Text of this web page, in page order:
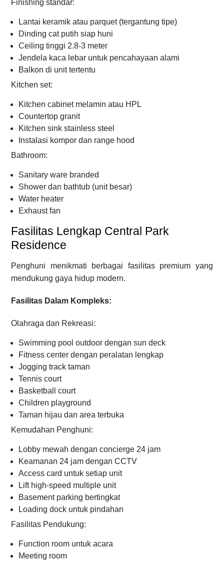
Finishing standar:
Lantai keramik atau parquet (tergantung tipe)
Dinding cat putih siap huni
Ceiling tinggi 2.8-3 meter
Jendela kaca lebar untuk pencahayaan alami
Balkon di unit tertentu
Kitchen set:
Kitchen cabinet melamin atau HPL
Countertop granit
Kitchen sink stainless steel
Instalasi kompor dan range hood
Bathroom:
Sanitary ware branded
Shower dan bathtub (unit besar)
Water heater
Exhaust fan
Fasilitas Lengkap Central Park
Residence
Penghuni menikmati berbagai fasilitas premium yang
mendukung gaya hidup modern.
Fasilitas Dalam Kompleks:
Olahraga dan Rekreasi:
Swimming pool outdoor dengan sun deck
Fitness center dengan peralatan lengkap
Jogging track taman
Tennis court
Basketball court
Children playground
Taman hijau dan area terbuka
Kemudahan Penghuni:
Lobby mewah dengan concierge 24 jam
Keamanan 24 jam dengan CCTV
Access card untuk setiap unit
Lift high-speed multiple unit
Basement parking bertingkat
Loading dock untuk pindahan
Fasilitas Pendukung:
Function room untuk acara
Meeting room